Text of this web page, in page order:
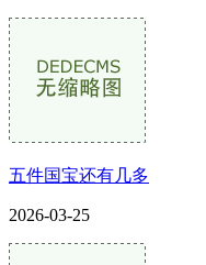
五件国宝还有几多
2026-03-25